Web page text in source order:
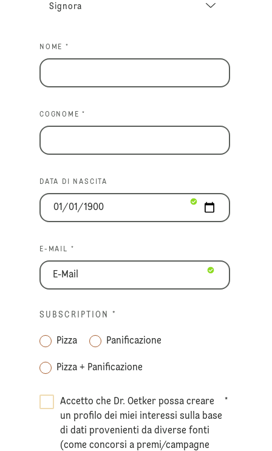
NOME *
COGNOME *
DATA DI NASCITA
E-MAIL *
SUBSCRIPTION *
Pizza Panificazione
Pizza + Panificazione
Accetto che Dr. Oetker possa creare
un profilo dei miei interessi sulla base
di dati provenienti da diverse fonti
(come concorsi a premi/campagne
*